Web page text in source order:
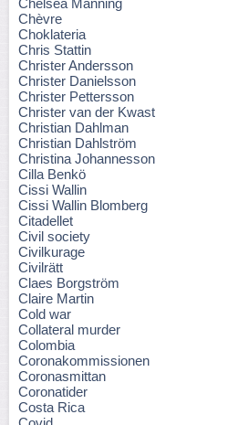
Chelsea Manning
Chèvre
Choklateria
Chris Stattin
Christer Andersson
Christer Danielsson
Christer Pettersson
Christer van der Kwast
Christian Dahlman
Christian Dahlström
Christina Johannesson
Cilla Benkö
Cissi Wallin
Cissi Wallin Blomberg
Citadellet
Civil society
Civilkurage
Civilrätt
Claes Borgström
Claire Martin
Cold war
Collateral murder
Colombia
Coronakommissionen
Coronasmittan
Coronatider
Costa Rica